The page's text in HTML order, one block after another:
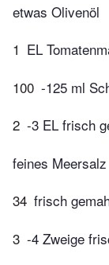
etwas Olivenöl
1 EL
100 -125 ml
2 -3 EL frisch
feines Meersalz
34 frisch
3 -4 Zweige